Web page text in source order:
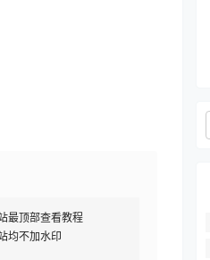
最顶部查看教程
均不加水印